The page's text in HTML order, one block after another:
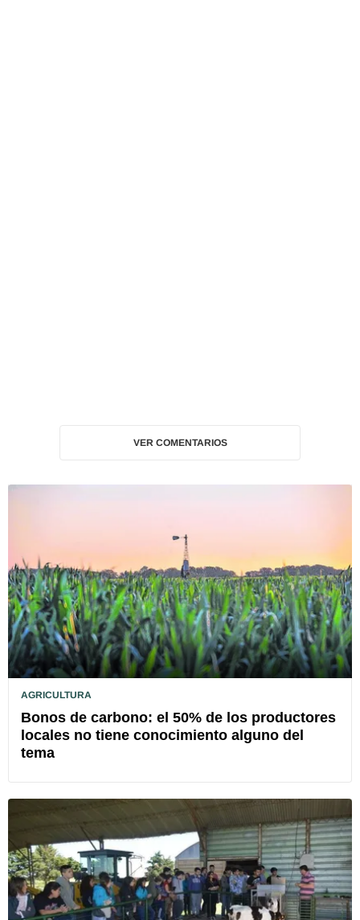
VER COMENTARIOS
AGRICULTURA
Bonos de carbono: el 50% de los productores
locales no tiene conocimiento alguno del
tema